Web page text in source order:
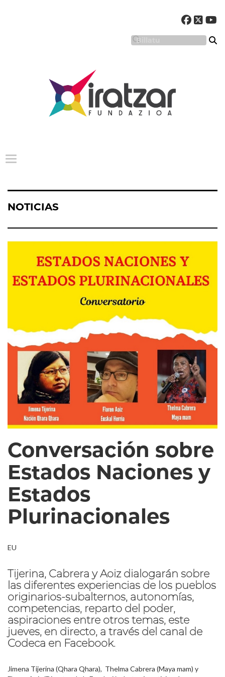
Menu nagusia
NOTICIAS
Conversación sobre
Estados Naciones y
Estados
Plurinacionales
EU
Tijerina, Cabrera y Aoiz dialogarán sobre
las diferentes experiencias de los pueblos
originarios-subalternos, autonomías,
competencias, reparto del poder,
aspiraciones entre otros temas, este
jueves, en directo, a través del canal de
Codeca en Facebook.
Jimena Tijerina (Qhara Qhara), Thelma Cabrera (Maya mam) y